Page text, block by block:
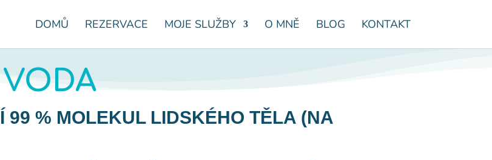
DOMŮ REZERVACE MOJE SLUŽBY O MNĚ BLOG KONTAKT
99 % MOLEKUL LIDSKÉHO TĚLA (NA